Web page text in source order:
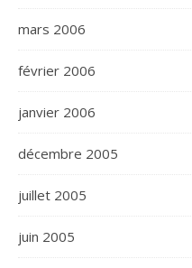
mars 2006
février 2006
janvier 2006
décembre 2005
juillet 2005
juin 2005